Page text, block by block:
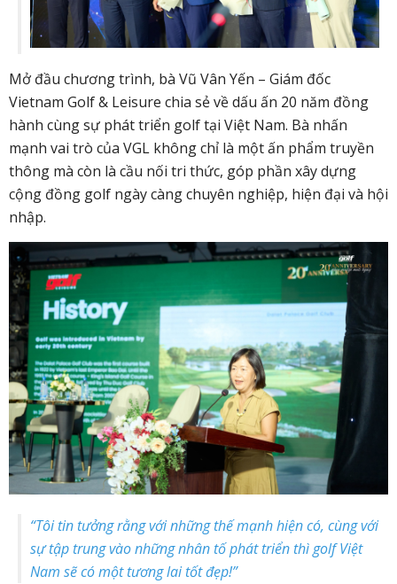
Mở đầu chương trình, bà Vũ Vân Yến – Giám đốc
Vietnam Golf & Leisure chia sẻ về dấu ấn 20 năm đồng
hành cùng sự phát triển golf tại Việt Nam. Bà nhấn
mạnh vai trò của VGL không chỉ là một ấn phẩm truyền
thông mà còn là cầu nối tri thức, góp phần xây dựng
cộng đồng golf ngày càng chuyên nghiệp, hiện đại và hội
nhập.
“Tôi tin tưởng rằng với những thế mạnh hiện có, cùng với
sự tập trung vào những nhân tố phát triển thì golf Việt
Nam sẽ có một tương lai tốt đẹp!”